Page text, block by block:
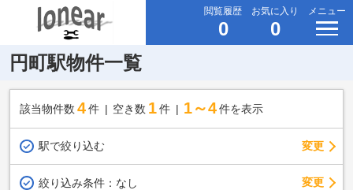
閲覧履歴
0
お気に入り
0
メニュー
円町駅物件一覧
該当物件数 4件 空き数 1 件 1～4 件を表示
駅で絞り込む 変更
絞り込み条件： なし 変更